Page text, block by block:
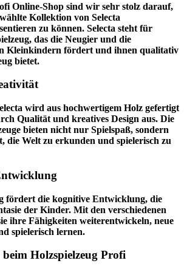
Online-Shop sind wir sehr stolz darauf,
Kollektion von Selecta
zu können. Selecta steht für
das die Neugier und die
Kleinkindern fördert und ihnen qualitativ
bietet.
wird aus hochwertigem Holz gefertigt
Qualität und kreatives Design aus. Die
bieten nicht nur Spielspaß, sondern
die Welt zu erkunden und spielerisch zu
fördert die kognitive Entwicklung, die
der Kinder. Mit den verschiedenen
ihre Fähigkeiten weiterentwickeln, neue
spielerisch lernen.
beim Holzspielzeug Profi